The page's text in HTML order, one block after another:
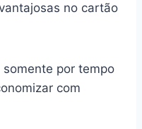
no cartão
somente por tempo
com